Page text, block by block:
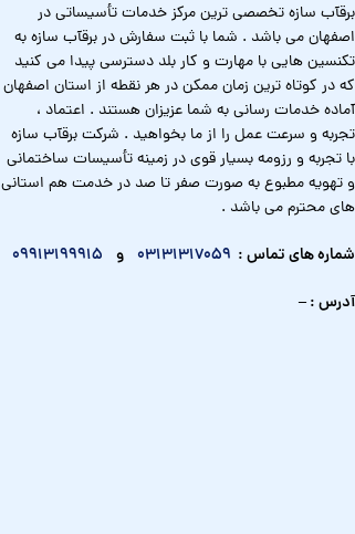
برقآب سازه تخصصی ترین مرکز خدمات تأسیساتی در
اصفهان می باشد . شما با ثبت سفارش در برقآب سازه به
تکنسین هایی با مهارت و کار بلد دسترسی پیدا می کنید
که در کوتاه ترین زمان ممکن در هر نقطه از استان اصفهان
آماده خدمات رسانی به شما عزیزان هستند . اعتماد ،
تجربه و سرعت عمل را از ما بخواهید . شرکت برقآب سازه
با تجربه و رزومه بسیار قوی در زمینه تأسیسات ساختمانی
و تهویه مطبوع به صورت صفر تا صد در خدمت هم استانی
های محترم می باشد .
شماره های تماس : 03131317059 و 09913199915
آدرس : –